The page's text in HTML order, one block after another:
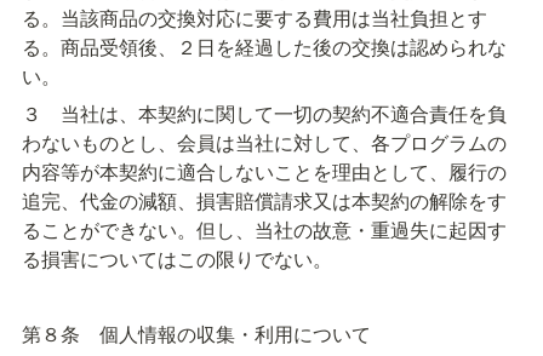
る。当該商品の交換対応に要する費用は当社負担とす
る。商品受領後、２日を経過した後の交換は認められな
い。
３　当社は、本契約に関して一切の契約不適合責任を負
わないものとし、会員は当社に対して、各プログラムの
内容等が本契約に適合しないことを理由として、履行の
追完、代金の減額、損害賠償請求又は本契約の解除をす
ることができない。但し、当社の故意・重過失に起因す
る損害についてはこの限りでない。
第８条　個人情報の収集・利用について